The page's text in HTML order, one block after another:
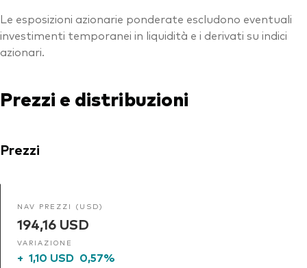
Le esposizioni azionarie ponderate escludono eventuali
investimenti temporanei in liquidità e i derivati su indici
azionari.
Prezzi e distribuzioni
Prezzi
NAV PREZZI (USD)
194,16 USD
VARIAZIONE
+ 1,10 USD 0,57%